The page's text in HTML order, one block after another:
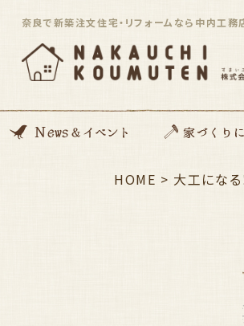
奈良で新築注文住宅・リフォームなら中内工務
住んでる住まい見学会 家づくりの想い
動画コンテンツ
私たちがつくる
家づくりの流れ
ZEH住宅
SDGsへの取
資金のこと
安心サポート
HOME > 大工になる